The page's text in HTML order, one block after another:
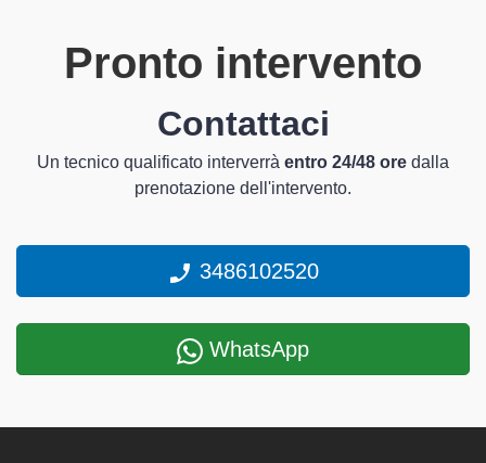
Pronto intervento
Contattaci
Un tecnico qualificato interverrà entro 24/48 ore dalla
prenotazione dell'intervento.
3486102520
WhatsApp